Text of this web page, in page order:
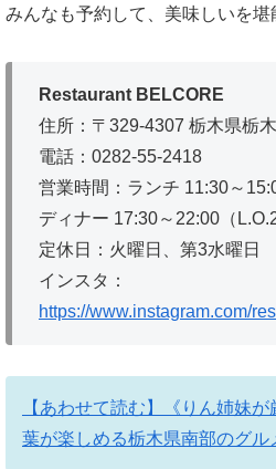
みんなも予約して、美味しいを
Restaurant BELCORE
住所：〒329-4307 栃木県栃
電話：0282-55-2418
営業時間：ランチ 11:30～
ディナー 17:30～22:00（
定休日：火曜日、第3水曜日
インスタ：
https://www.instagram.com/
【あわせて読む】《りん姉妹
葉が楽しめる栃木県南部のグル